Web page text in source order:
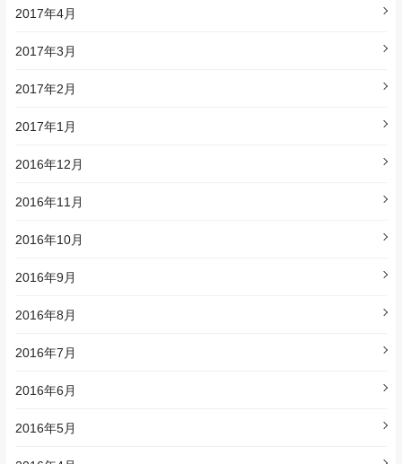
2017年4月
2017年3月
2017年2月
2017年1月
2016年12月
2016年11月
2016年10月
2016年9月
2016年8月
2016年7月
2016年6月
2016年5月